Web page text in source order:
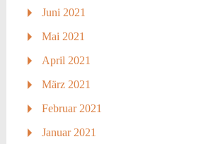
Juni 2021
Mai 2021
April 2021
März 2021
Februar 2021
Januar 2021